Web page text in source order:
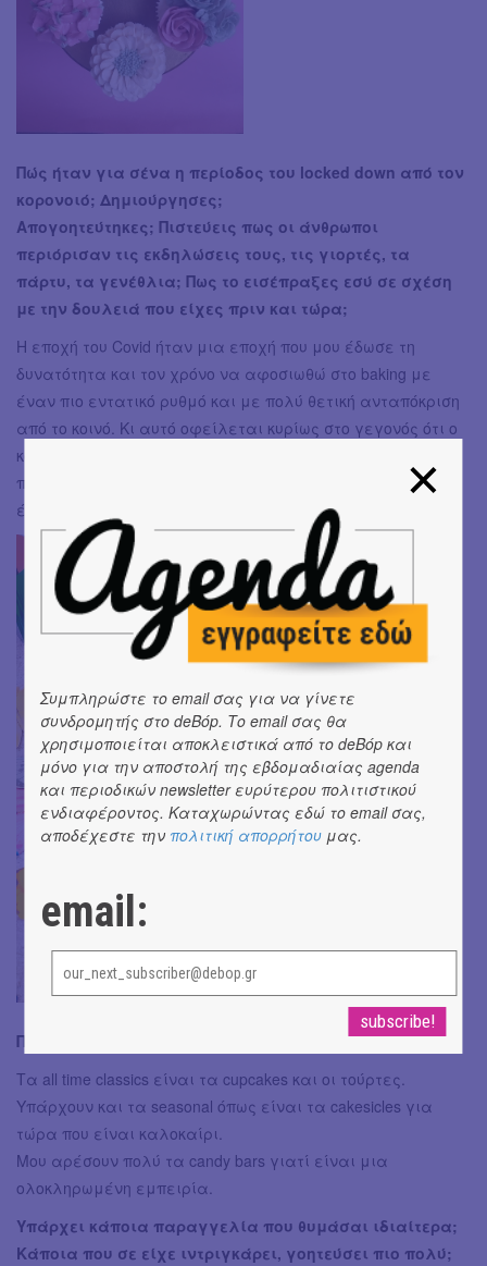
Πώς ήταν για σένα η περίοδος του locked down από τον
κορονοιό; Δημιούργησες;
Απογοητεύτηκες; Πιστεύεις πως οι άνθρωποι
περιόρισαν τις εκδηλώσεις τους, τις γιορτές, τα
πάρτυ, τα γενέθλια; Πως το εισέπραξες εσύ σε σχέση
με την δουλειά που είχες πριν και τώρα;
Η εποχή του Covid ήταν μια εποχή που μου έδωσε τη
δυνατότητα και τον χρόνο να αφοσιωθώ στο baking με
έναν πιο εντατικό ρυθμό και με πολύ θετική ανταπόκριση
από το κοινό. Κι αυτό οφείλεται κυρίως στο γεγονός ότι ο
κόσμος στράφηκε πολύ στο ηλεκτρονικό εμπόριο και στα
πράγματα που θα μπορούσαν να φτάσουν σε εκείνον με
έναν ασφαλή τρόπο από την άνεση του σπιτιού του.
Ποιά γλυκά είναι τα best sellers σου;
Τα all time classics είναι τα cupcakes και οι τούρτες.
Υπάρχουν και τα seasonal όπως είναι τα cakesicles για
τώρα που είναι καλοκαίρι.
Μου αρέσουν πολύ τα candy bars γιατί είναι μια
ολοκληρωμένη εμπειρία.
Υπάρχει κάποια παραγγελία που θυμάσαι ιδιαίτερα;
Κάποια που σε είχε ιντριγκάρει, γοητεύσει πιο πολύ;
Συμπληρώστε το email σας για να γίνετε
συνδρομητής στο deBόp. Το email σας θα
χρησιμοποιείται αποκλειστικά από το deBόp και
μόνο για την αποστολή της εβδομαδιαίας agenda
και περιοδικών newsletter ευρύτερου πολιτιστικού
ενδιαφέροντος. Καταχωρώντας εδώ το email σας,
αποδέχεστε την πολιτική απορρήτου μας.
email: